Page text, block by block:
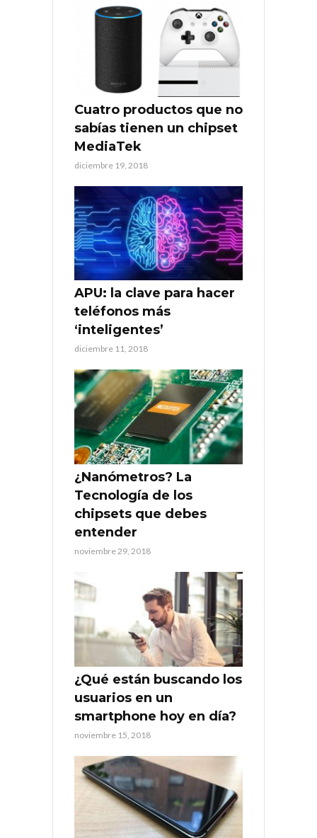
Cuatro productos que no
sabías tienen un chipset
MediaTek
diciembre 19, 2018
APU: la clave para hacer
teléfonos más
‘inteligentes’
diciembre 11, 2018
¿Nanómetros? La
Tecnología de los
chipsets que debes
entender
noviembre 29, 2018
¿Qué están buscando los
usuarios en un
smartphone hoy en día?
noviembre 15, 2018